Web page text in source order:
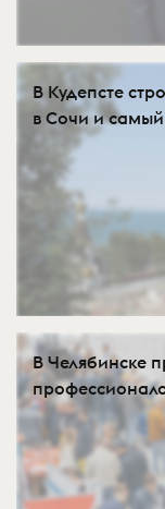
В Кудепсте
в Сочи и
В Челябинске